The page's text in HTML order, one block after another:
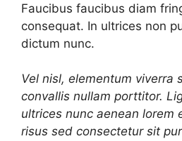
Faucibus faucibus diam
consequat. In ultrices non
dictum nunc.
Vel nisl, elementum viverra
convallis nullam porttitor.
ultrices nunc aenean lorem
risus sed consectetur sit